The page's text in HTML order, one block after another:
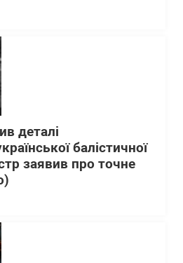
деталі
балістичної
заявив про точне